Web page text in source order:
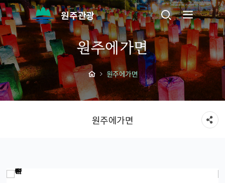
원주관광
원주에가면
원주에가면
원주에가면